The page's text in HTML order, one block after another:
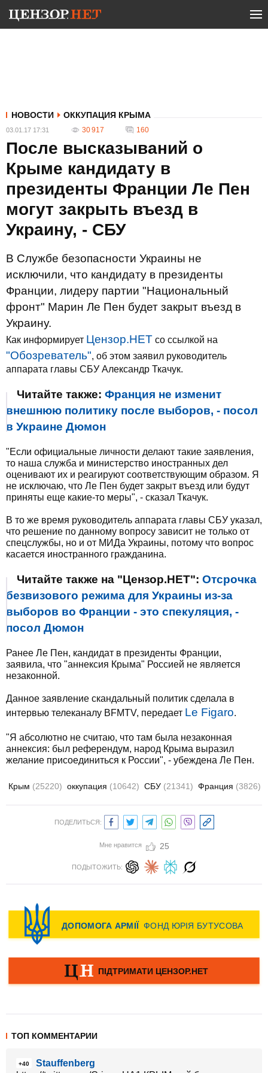
НОВОСТИ ОККУПАЦИЯ КРЫМА
03.01.17 17:31 30 917 160
После высказываний о
Крыме кандидату в
президенты Франции Ле Пен
могут закрыть въезд в
Украину, - СБУ
В Службе безопасности Украины не
исключили, что кандидату в президенты
Франции, лидеру партии "Национальный
фронт" Марин Ле Пен будет закрыт въезд в
Украину.
Как информирует Цензор.НЕТ со ссылкой на
"Обозреватель", об этом заявил руководитель
аппарата главы СБУ Александр Ткачук.
Читайте также: Франция не изменит
внешнюю политику после выборов, - посол
в Украине Дюмон
"Если официальные личности делают такие заявления,
то наша служба и министерство иностранных дел
оценивают их и реагируют соответствующим образом. Я
не исключаю, что Ле Пен будет закрыт въезд или будут
приняты еще какие-то меры", - сказал Ткачук.
В то же время руководитель аппарата главы СБУ указал,
что решение по данному вопросу зависит не только от
спецслужбы, но и от МИДа Украины, потому что вопрос
касается иностранного гражданина.
Читайте также на "Цензор.НЕТ": Отсрочка
безвизового режима для Украины из-за
выборов во Франции - это спекуляция, -
посол Дюмон
Ранее Ле Пен, кандидат в президенты Франции,
заявила, что "аннексия Крыма" Россией не является
незаконной.
Данное заявление скандальный политик сделала в
интервью телеканалу BFMTV, передает Le Figaro.
"Я абсолютно не считаю, что там была незаконная
аннексия: был референдум, народ Крыма выразил
желание присоединиться к России", - убеждена Ле Пен.
Крым (25220) оккупация (10642) СБУ (21341) Франция (3826)
ПОДЕЛИТЬСЯ:
Мне нравится 25
ПОДЫТОЖИТЬ:
ТОП КОММЕНТАРИИ
+40
Stauffenberg